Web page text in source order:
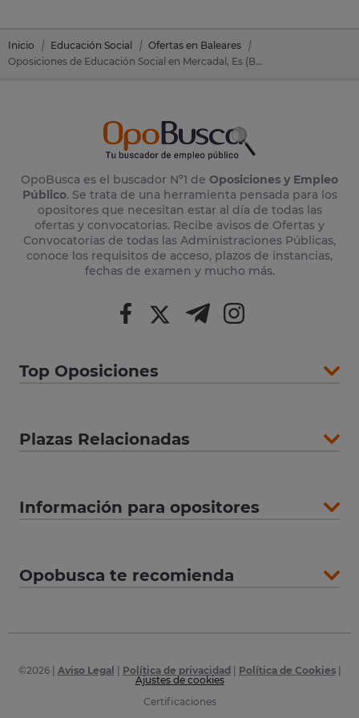
Inicio Educación Social
Ofertas en Baleares
Oposiciones de Educación Social en Mercadal, Es (Baleares)
OpoBusca es el buscador Nº1 de Oposiciones y Empleo
Público. Se trata de una herramienta pensada para los
opositores que necesitan estar al día de todas las
ofertas y convocatorias. Recibe avisos de Ofertas y
Convocatorias de todas las Administraciones Públicas,
conoce los requisitos de acceso, plazos de instancias,
fechas de examen y mucho más.
Top Oposiciones
Plazas Relacionadas
Información para opositores
Opobusca te recomienda
©2026| Aviso Legal Política de privacidad Política de Cookies|
Ajustes de cookies
Certificaciones